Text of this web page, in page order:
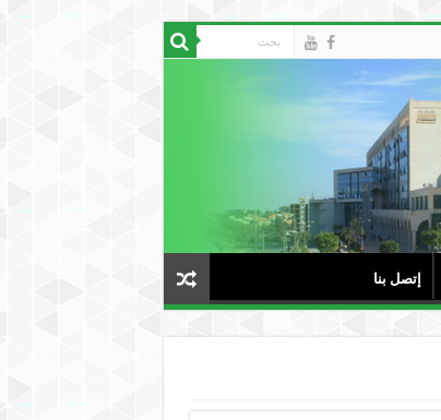
إتصل بنا